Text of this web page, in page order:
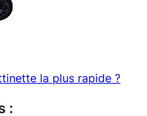
la plus rapide ?
: